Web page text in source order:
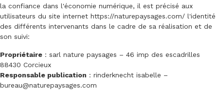
la confiance dans l'économie numérique, il est précisé aux
utilisateurs du site internet https://naturepaysages.com/ l'identité
des différents intervenants dans le cadre de sa réalisation et de
son suivi:
Propriétaire : sarl nature paysages – 46 imp des escadrilles
88430 Corcieux
Responsable publication : rinderknecht isabelle –
bureau@naturepaysages.com